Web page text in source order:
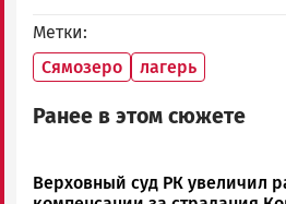
Метки
Сямозеро
лагерь
Ранее в этом сюжете
Верховный суд РК увеличил